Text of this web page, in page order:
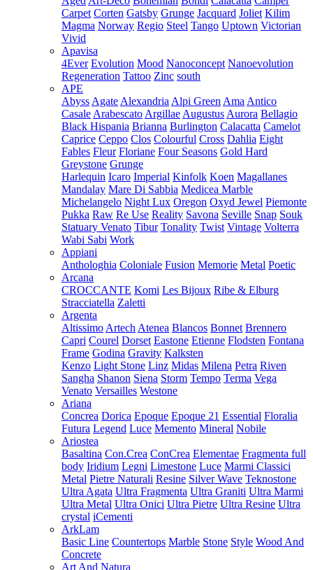
Carpet Corten Gatsby Grunge Jacquard Joliet Kilim
Magma Norway Regio Steel Tango Uptown Victorian
Vivid
Apavisa
4Ever Evolution Mood Nanoconcept Nanoevolution
Regeneration Tattoo Zinc south
APE
Abyss Agate Alexandria Alpi Green Ama Antico
Casale Arabescato Argillae Augustus Aurora Bellagio
Black Hispania Brianna Burlington Calacatta Camelot
Caprice Ceppo Clos Colourful Cross Dahlia Eight
Fables Fleur Floriane Four Seasons Gold Hard
Greystone Grunge
Harlequin Icaro Imperial Kinfolk Koen Magallanes
Mandalay Mare Di Sabbia Medicea Marble
Michelangelo Night Lux Oregon Oxyd Jewel Piemonte
Pukka Raw Re Use Reality Savona Seville Snap Souk
Statuary Venato Tibur Tonality Twist Vintage Volterra
Wabi Sabi Work
Appiani
Anthologhia Coloniale Fusion Memorie Metal Poetic
Arcana
CROCCANTE Komi Les Bijoux Ribe & Elburg
Stracciatella Zaletti
Argenta
Altissimo Artech Atenea Blancos Bonnet Brennero
Capri Courel Dorset Eastone Etienne Flodsten Fontana
Frame Godina Gravity Kalksten
Kenzo Light Stone Linz Midas Milena Petra Riven
Sangha Shanon Siena Storm Tempo Terma Vega
Venato Versailles Westone
Ariana
Concrea Dorica Epoque Epoque 21 Essential Floralia
Futura Legend Luce Memento Mineral Nobile
Ariostea
Basaltina Con.Crea ConCrea Elementae Fragmenta full
body Iridium Legni Limestone Luce Marmi Classici
Metal Pietre Naturali Resine Silver Wave Teknostone
Ultra Agata Ultra Fragmenta Ultra Graniti Ultra Marmi
Ultra Metal Ultra Onici Ultra Pietre Ultra Resine Ultra
crystal iCementi
ArkLam
Basic Line Countertops Marble Stone Style Wood And
Concrete
Art And Natura